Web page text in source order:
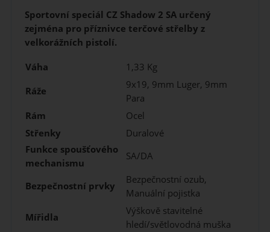
Sportovní speciál CZ Shadow 2 SA určený
zejména pro příznivce terčové střelby z
velkorážních pistolí.
Váha
1,33 Kg
Ráže
9x19, 9mm Luger, 9mm
Para
Rám
Ocel
Střenky
Duralové
Funkce spoušťového
mechanismu
SA/DA
Bezpečnostní prvky
Bezpečnostní ozub,
Manuální pojistka
Mířidla
Výškově stavitelné
hledí/světlovodná muška